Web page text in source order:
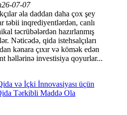
26-07-07
əla daddan daha çox şey
təbii inqrediyentlərdən, canlı
təcrübələrdən hazırlanmış
Nəticədə, qida istehsalçıları
kənara çıxır və kömək edən
həllərinə investisiya qoyurlar...